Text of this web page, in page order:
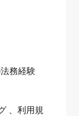
務経験
、利用規